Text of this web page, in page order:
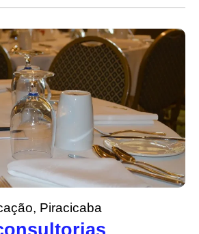
, Piracicaba